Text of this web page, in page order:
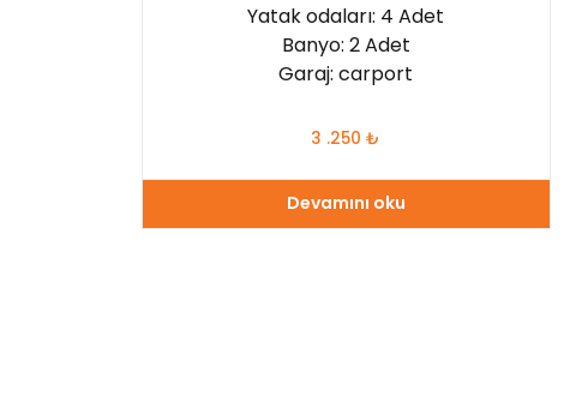
Yatak odaları: 4 Adet
Banyo: 2 Adet
Garaj: carport
3 .250₺
Devamını oku